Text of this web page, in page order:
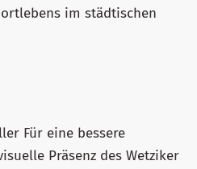
im städtischen
Für eine bessere
Präsenz des Wetziker